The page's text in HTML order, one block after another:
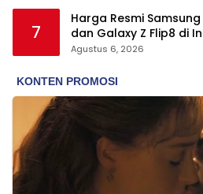
7
Harga Resmi
dan Galaxy Z Flip8 di
Jutaan
Agustus 6, 2026